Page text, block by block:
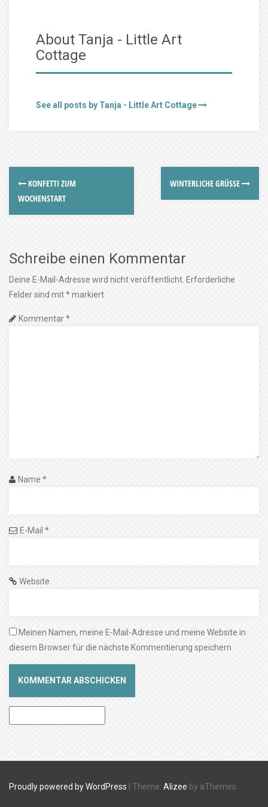
About Tanja - Little Art
Cottage
See all posts by Tanja - Little Art Cottage
KONFETTI ZUM
WOCHENSTART
WINTERLICHE GRÜSSE
Schreibe einen Kommentar
Deine E-Mail-Adresse wird nicht veröffentlicht. Erforderliche
Felder sind mit*markiert
Kommentar*
Name *
E-Mail *
Website
Meinen Namen, meine E-Mail-Adresse und meine Website in
diesem Browser für die nächste Kommentierung speichern.
Proudly powered by WordPress Theme: Alizee by aThemes